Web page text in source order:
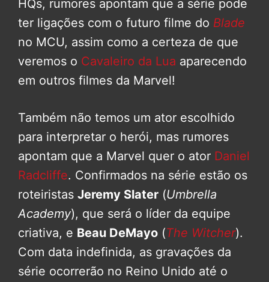
HQs, rumores apontam que a série pode
ter ligações com o futuro filme do Blade
no MCU, assim como a certeza de que
veremos o Cavaleiro da Lua aparecendo
em outros filmes da Marvel!
Também não temos um ator escolhido
para interpretar o herói, mas rumores
apontam que a Marvel quer o ator Daniel
Radcliffe. Confirmados na série estão os
roteiristas Jeremy Slater (Umbrella
Academy), que será o líder da equipe
criativa, e Beau DeMayo (The Witcher).
Com data indefinida, as gravações da
série ocorrerão no Reino Unido até o